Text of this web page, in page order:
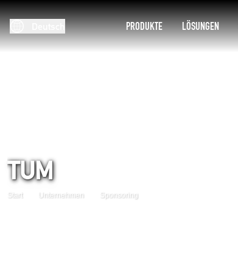
PRODUKTE LÖSUNGEN
TUM
Start Unternehmen Sponsoring